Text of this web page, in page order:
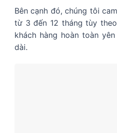
Bên cạnh đó, chúng tôi
từ 3 đến 12 tháng tùy
khách hàng hoàn toàn
dài.